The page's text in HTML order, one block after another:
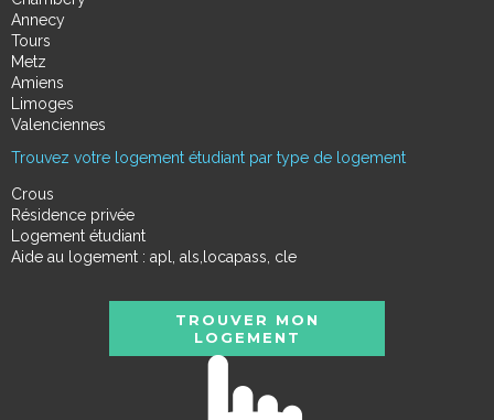
Annecy
Tours
Metz
Amiens
Limoges
Valenciennes
Trouvez votre logement étudiant par type de logement
Crous
Résidence privée
Logement étudiant
Aide au logement : apl, als,locapass, cle
TROUVER MON
LOGEMENT